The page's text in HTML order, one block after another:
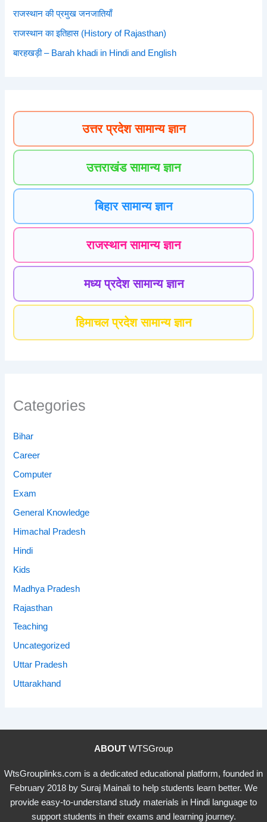
राजस्थान की प्रमुख जनजातियाँ
राजस्थान का इतिहास (History of Rajasthan)
बारहखड़ी – Barah khadi in Hindi and English
उत्तर प्रदेश सामान्य ज्ञान
उत्तराखंड सामान्य ज्ञान
बिहार सामान्य ज्ञान
राजस्थान सामान्य ज्ञान
मध्य प्रदेश सामान्य ज्ञान
हिमाचल प्रदेश सामान्य ज्ञान
Categories
Bihar
Career
Computer
Exam
General Knowledge
Himachal Pradesh
Hindi
Kids
Madhya Pradesh
Rajasthan
Teaching
Uncategorized
Uttar Pradesh
Uttarakhand
ABOUT WTSGroup
WtsGrouplinks.com is a dedicated educational platform, founded in
February 2018 by Suraj Mainali to help students learn better. We
provide easy-to-understand study materials in Hindi language to
support students in their exams and learning journey.